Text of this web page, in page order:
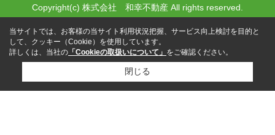
Copyright(c) 株式会社 和幸不動産 All rights reserved.
当サイトでは、お客様の当サイト利用状況把握、サービス向上検討を目的と
して、クッキー（Cookie）を使用しています。
詳しくは、当社の 「Cookieの取扱いについて」 をご確認ください。
閉じる